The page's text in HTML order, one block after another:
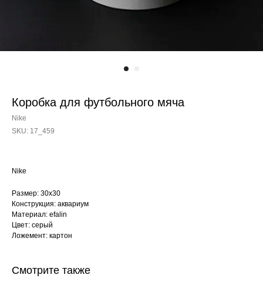
Коробка для футбольного мяча
Nike
SKU: 17_459
Nike
Размер: 30х30
Конструкция: аквариум
Материал: efalin
Цвет: серый
Ложемент: картон
Смотрите также